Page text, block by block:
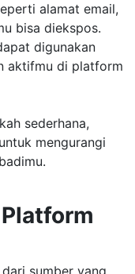
alamat email,
bisa diekspos.
digunakan
aktifmu di platform
sederhana,
mengurangi
sumber yang